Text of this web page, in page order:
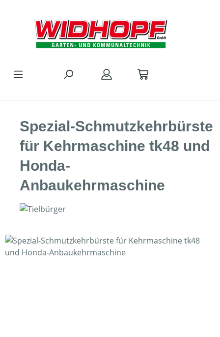
Spezial-Schmutzkehrbürste
für Kehrmaschine tk48 und
Honda-
Anbaukehrmaschine
Bildergalerie überspringen